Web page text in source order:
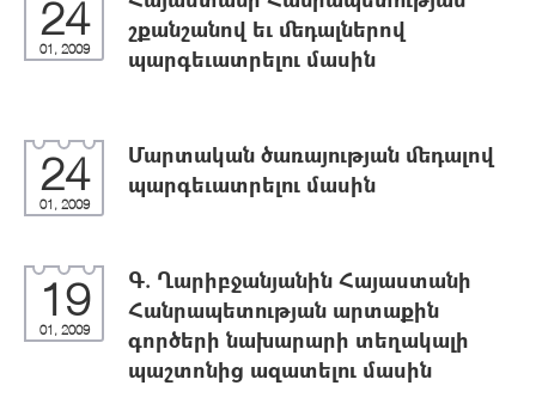
24
01, 2009
շքանշանով եւ մեդալներով
պարգեւատրելու մասին
24
01, 2009
Մարտական ծառայության մեդալով
պարգեւատրելու մասին
19
01, 2009
Գ. Ղարիբջանյանին Հայաստանի
Հանրապետության արտաքին
գործերի նախարարի տեղակալի
պաշտոնից ազատելու մասին